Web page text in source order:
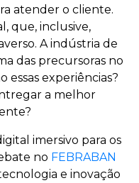
atender o cliente.
que, inclusive,
A indústria de
das precursoras no
essas experiências?
a melhor
imersivo para os
no FEBRABAN
e inovação